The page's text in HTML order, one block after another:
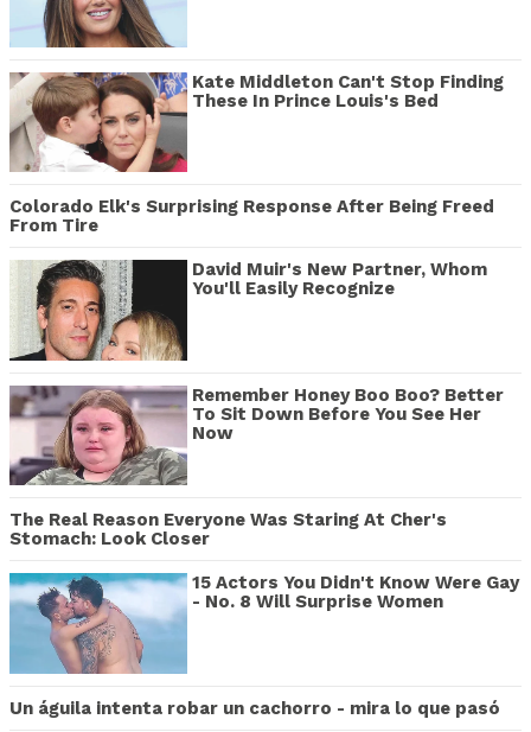
Kate Middleton Can't Stop Finding
These In Prince Louis's Bed
Colorado Elk's Surprising Response After Being Freed
From Tire
David Muir's New Partner, Whom
You'll Easily Recognize
Remember Honey Boo Boo? Better
To Sit Down Before You See Her
Now
The Real Reason Everyone Was Staring At Cher's
Stomach: Look Closer
15 Actors You Didn't Know Were Gay
- No. 8 Will Surprise Women
Un águila intenta robar un cachorro - mira lo que pasó